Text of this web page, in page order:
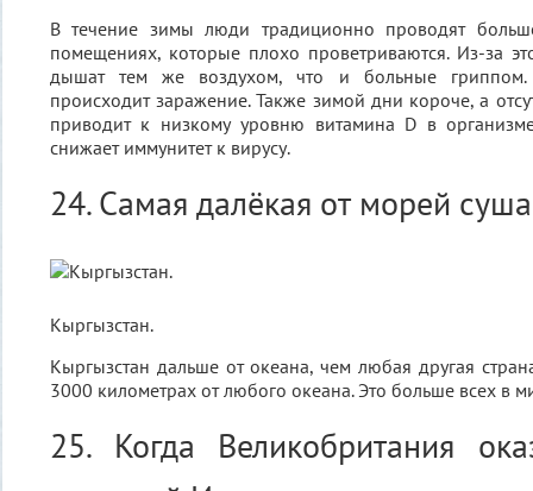
В течение зимы люди традиционно проводят
помещениях, которые плохо проветриваются. Из-за
дышат тем же воздухом, что и больные гриппом.
происходит заражение. Также зимой дни короче, а
приводит к низкому уровню витамина D в
снижает иммунитет к вирусу.
24. Самая далёкая от морей суша
Кыргызстан.
Кыргызстан дальше от океана, чем любая другая
3000 километрах от любого океана. Это больше всех в
25. Когда Великобритания